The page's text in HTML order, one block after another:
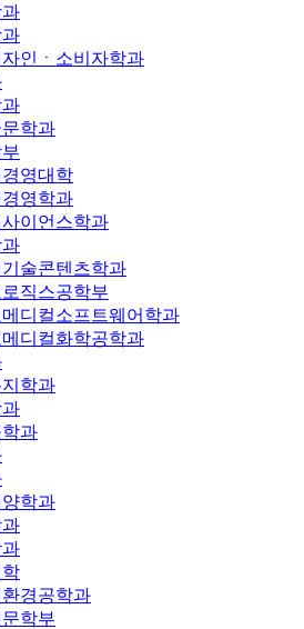
인ㆍ소비자학과
학과
영대학
영학과
이언스학과
술콘텐츠학과
직스공학부
디컬소프트웨어학과
디컬화학공학과
학과
과
학과
경공학과
학부